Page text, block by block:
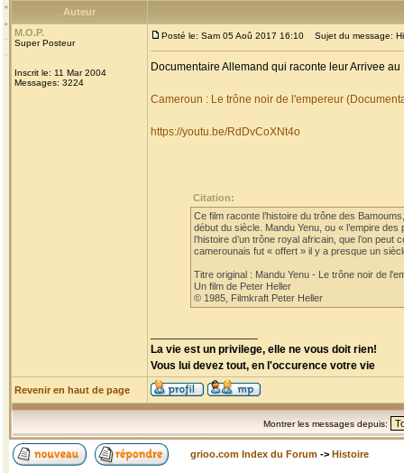
Auteur
M.O.P.
Super Posteur
Inscrit le: 11 Mar 2004
Messages: 3224
Posté le: Sam 05 Aoû 2017 16:10 Sujet du message:
Documentaire Allemand qui raconte leur Arrivee
Cameroun : Le trône noir de l'empereur
https://youtu.be/RdDvCoXNt4o
Citation:
Ce film raconte l’histoire du trône des
début du siècle. Mandu Yenu, ou « l’empire
l’histoire d’un trône royal africain, que l’on
camerounais fut « offert » il y a presque un
Titre original : Mandu Yenu - Le trône noir de
Un film de Peter Heller
© 1985, Filmkraft Peter Heller
La vie est un privilege, elle ne vous doit rien!
Vous lui devez tout, en l'occurence votre vie
Revenir en haut de page
Montrer les messages depuis:
grioo.com Index du Forum -> Histoire